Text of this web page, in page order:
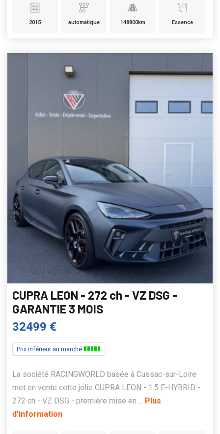
2015 automatique 148800km Essence
CUPRA LEON - 272 ch - VZ DSG -
GARANTIE 3 MOIS
32499 €
Prix inférieur au marché
La société RACINGWORLD basée à Cussac-sur-Loire
met en vente cette jolie CUPRA LEON - 1.5 E-HYBRID -
272 ch - VZ DSG - première mise en ... Plus
d'information